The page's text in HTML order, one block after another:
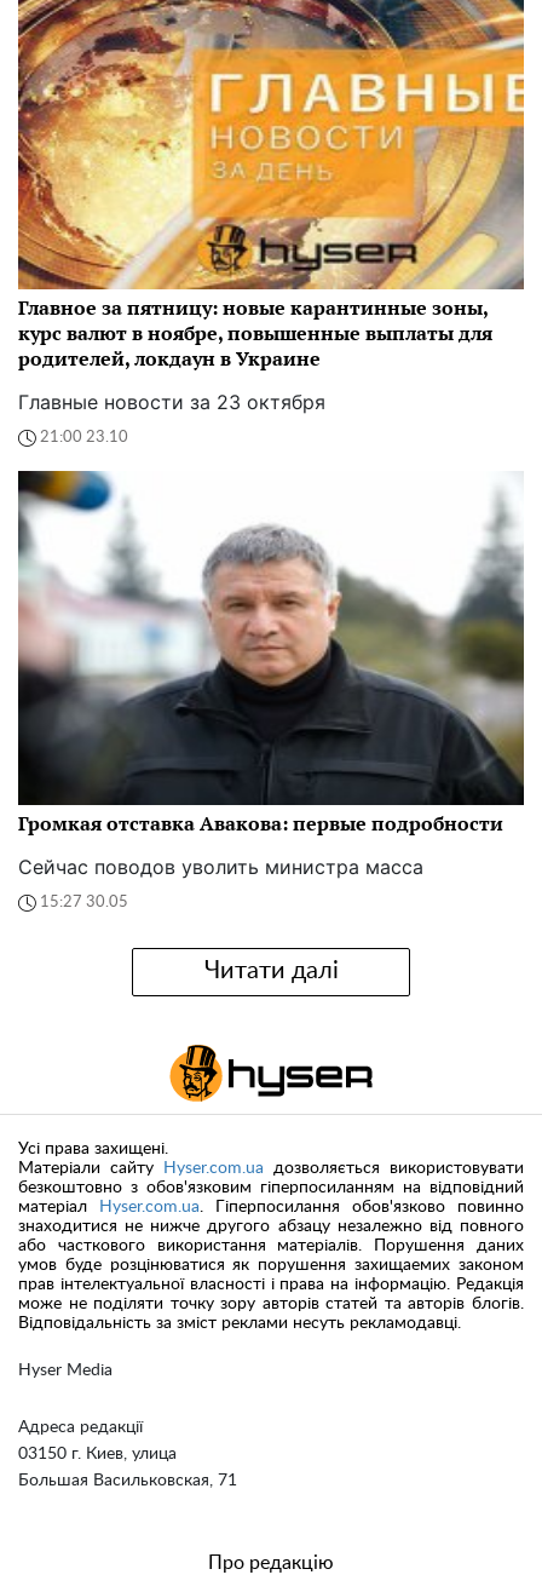
Главное за пятницу: новые карантинные зоны,
курс валют в ноябре, повышенные выплаты для
родителей, локдаун в Украине
Главные новости за 23 октября
21:00 23.10
Громкая отставка Авакова: первые подробности
Сейчас поводов уволить министра масса
15:27 30.05
Читати далі
Hyser Media
Адреса редакції
03150 г. Киев, улица
Большая Васильковская, 71
Усі права захищені.
Матеріали сайту
Hyser.com.ua дозволяється використовувати
безкоштовно з обов'язковим гіперпосиланням на відповідний
матеріал
Hyser.com.ua . Гіперпосилання обов'язково повинно
знаходитися не нижче другого абзацу незалежно від повного
або часткового використання матеріалів. Порушення даних
умов буде розцінюватися як порушення захищаемих законом
прав інтелектуальної власності і права на інформацію. Редакція
може не поділяти точку зору авторів статей та авторів блогів.
Відповідальність за зміст реклами несуть рекламодавці.
Про редакцію